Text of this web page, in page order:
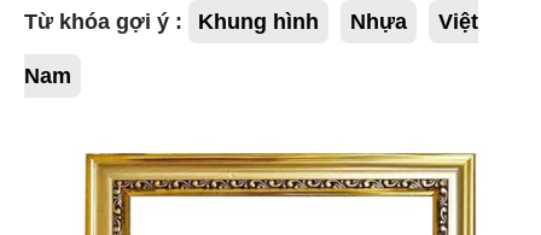
Từ khóa gợi ý : Khung hình Nhựa Việt
Nam